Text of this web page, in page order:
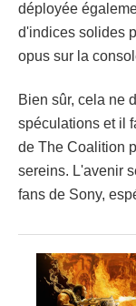
déployée
d'indices solides
opus sur la
Bien sûr, cela ne
spéculations et il
de The Coalition
sereins. L'avenir
fans de Sony,